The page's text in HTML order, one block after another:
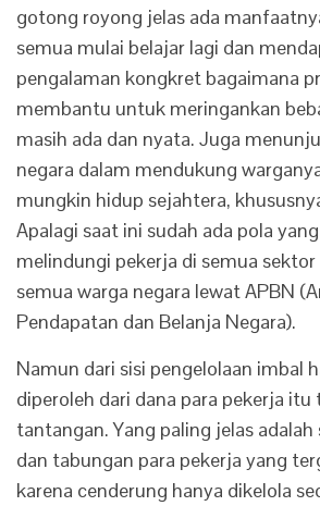
gotong royong jelas ada
semua mulai belajar lagi dan
pengalaman kongkret bagaimana
membantu untuk meringankan
masih ada dan nyata. Juga
negara dalam mendukung
mungkin hidup sejahtera,
Apalagi saat ini sudah ada pola
melindungi pekerja di semua
semua warga negara lewat APBN
Pendapatan dan Belanja Negara).
Namun dari sisi pengelolaan imbal
diperoleh dari dana para pekerja
tantangan. Yang paling jelas adalah
dan tabungan para pekerja yang
karena cenderung hanya dikelola